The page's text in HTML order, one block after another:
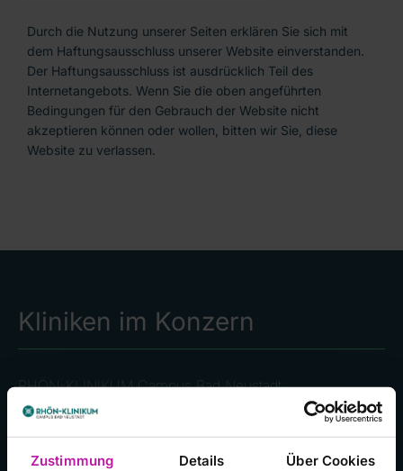
Zustimmung Details Über Cookies
Durch die Nutzung unserer Seiten erklären Sie sich mit
dem Haftungsausschluss unserer Website einverstanden.
Der Haftungsausschluss ist ausdrücklich Teil des
Internetangebots. Wenn Sie die oben angeführten
Bedingungen für den Gebrauch der Website nicht
akzeptieren können oder wollen, bitten wir Sie, diese
Website zu verlassen.
Kliniken im Konzern
RHÖN-KLINIKUM Campus Bad Neustadt
Klinikum Frankfurt (Oder)